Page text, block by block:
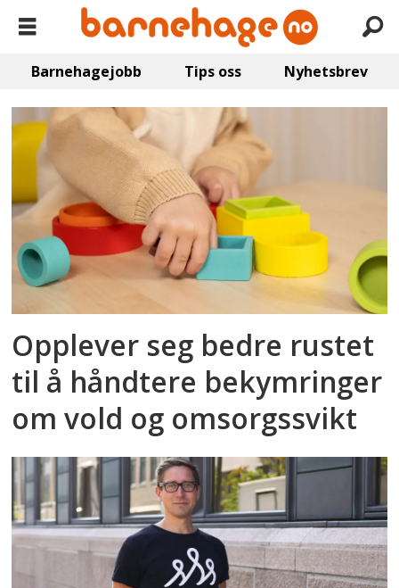
Barnehagejobb Tips oss Nyhetsbrev
Emne:
stine
sofies
stiftelse
Opplever seg bedre rustet
til å håndtere bekymringer
om vold og omsorgssvikt